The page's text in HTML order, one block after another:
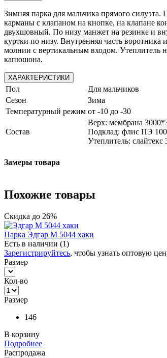
Зимняя парка для мальчика прямого
карманы с клапаном на кнопке, на клапане
двухшовный. По низу манжет на резинке и
куртки по низу. Внутренняя часть
молнии с вертикальным входом. Утеплитель
капюшона.
ХАРАКТЕРИСТИКИ
Пол
Для мальчиков
Сезон
Зима
Температурный режим от -10 до -30
Состав
Верх: мембрана
Подклад: флис ПЭ
Утеплитель: слайтекс
Замеры товара
Похожие товары
Скидка до 26%
Парка Эдгар М 5044 хаки
Есть в наличии (1)
Зарегистрируйтесь, чтобы узнать оптовую
Размер
Кол-во
Размер
146
В корзину
Подробнее
Распродажа